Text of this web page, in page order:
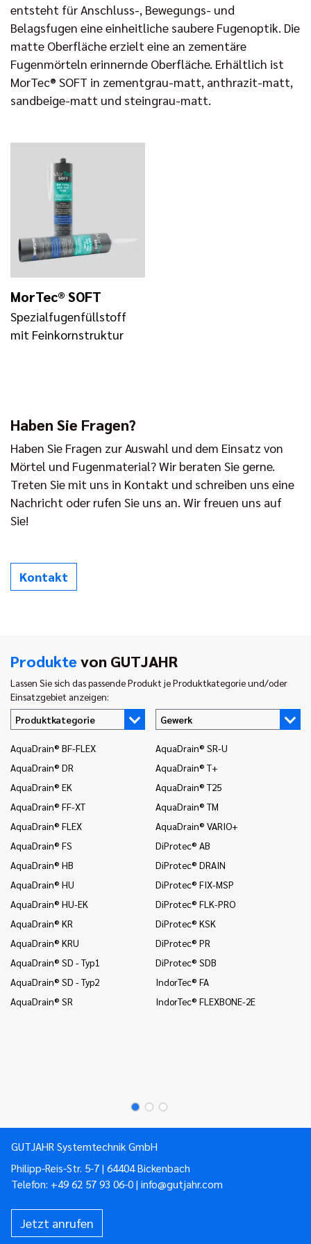
entsteht für Anschluss-, Bewegungs- und
Belagsfugen eine einheitliche saubere Fugenoptik. Die
matte Oberfläche erzielt eine an zementäre
Fugenmörteln erinnernde Oberfläche. Erhältlich ist
MorTec® SOFT in zementgrau-matt, anthrazit-matt,
sandbeige-matt und steingrau-matt.
MorTec® SOFT
Spezialfugenfüllstoff
mit Feinkornstruktur
Haben Sie Fragen?
Haben Sie Fragen zur Auswahl und dem Einsatz von
Mörtel und Fugenmaterial? Wir beraten Sie gerne.
Treten Sie mit uns in Kontakt und schreiben uns eine
Nachricht oder rufen Sie uns an. Wir freuen uns auf
Sie!
Kontakt
Produktevon GUTJAHR
Lassen Sie sich das passende Produkt je Produktkategorie und/oder
Einsatzgebiet anzeigen:
Produktkategorie
Gewerk
AquaDrain® BF-FLEX
AquaDrain® DR
AquaDrain® EK
AquaDrain® FF-XT
AquaDrain® FLEX
AquaDrain® FS
AquaDrain® HB
AquaDrain® HU
AquaDrain® HU-EK
AquaDrain® KR
AquaDrain® KRU
AquaDrain® SD - Typ1
AquaDrain® SD - Typ2
AquaDrain® SR
AquaDrain® SR-U
AquaDrain® T+
AquaDrain® T25
AquaDrain® TM
AquaDrain® VARIO+
DiProtec® AB
DiProtec® DRAIN
DiProtec® FIX-MSP
DiProtec® FLK-PRO
DiProtec® KSK
DiProtec® PR
DiProtec® SDB
IndorTec® FA
IndorTec® FLEXBONE-2E
GUTJAHR Systemtechnik GmbH
Philipp-Reis-Str. 5-7 | 64404 Bickenbach
Telefon: +49 62 57 93 06-0 | info@gutjahr.com
Jetzt anrufen